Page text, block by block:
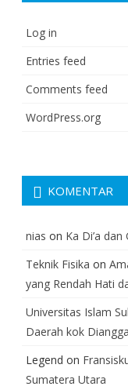
Log in
Entries feed
Comments feed
WordPress.org
KOMENTAR
nias on Ka Di’a dan
Teknik Fisika on
yang Rendah Hati
Universitas Islam
Daerah kok
Legend on
Sumatera Utara